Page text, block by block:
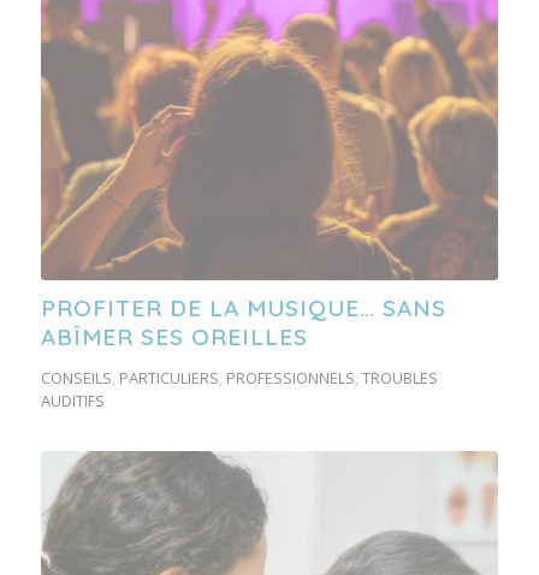
PROFITER DE LA MUSIQUE… SANS
ABÎMER SES OREILLES
CONSEILS PARTICULIERS PROFESSIONNELS TROUBLES
AUDITIFS